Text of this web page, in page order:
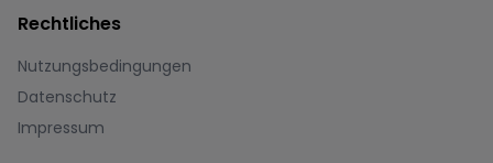
Rechtliches
Nutzungsbedingungen
Datenschutz
Impressum